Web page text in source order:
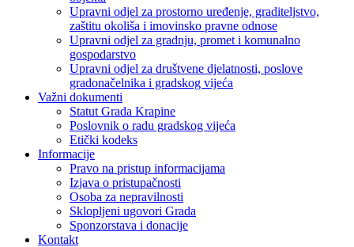
Upravni odjel za prostorno uređenje, graditeljstvo,
zaštitu okoliša i imovinsko pravne odnose
Upravni odjel za gradnju, promet i komunalno
gospodarstvo
Upravni odjel za društvene djelatnosti, poslove
gradonačelnika i gradskog vijeća
Važni dokumenti
Statut Grada Krapine
Poslovnik o radu gradskog vijeća
Etički kodeks
Informacije
Pravo na pristup informacijama
Izjava o pristupačnosti
Osoba za nepravilnosti
Sklopljeni ugovori Grada
Sponzorstava i donacije
Kontakt